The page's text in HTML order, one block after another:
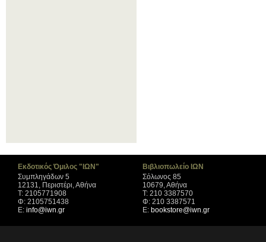
Εκδοτικός Όμιλος "ΙΩΝ"
Συμπληγάδων 5
12131, Περιστέρι, Αθήνα
Τ: 2105771908
Φ: 2105751438
Ε: info@iwn.gr
Βιβλιοπωλείο ΙΩΝ
Σόλωνος 85
10679, Αθήνα
Τ: 210 3387570
Φ: 210 3387571
Ε: bookstore@iwn.gr